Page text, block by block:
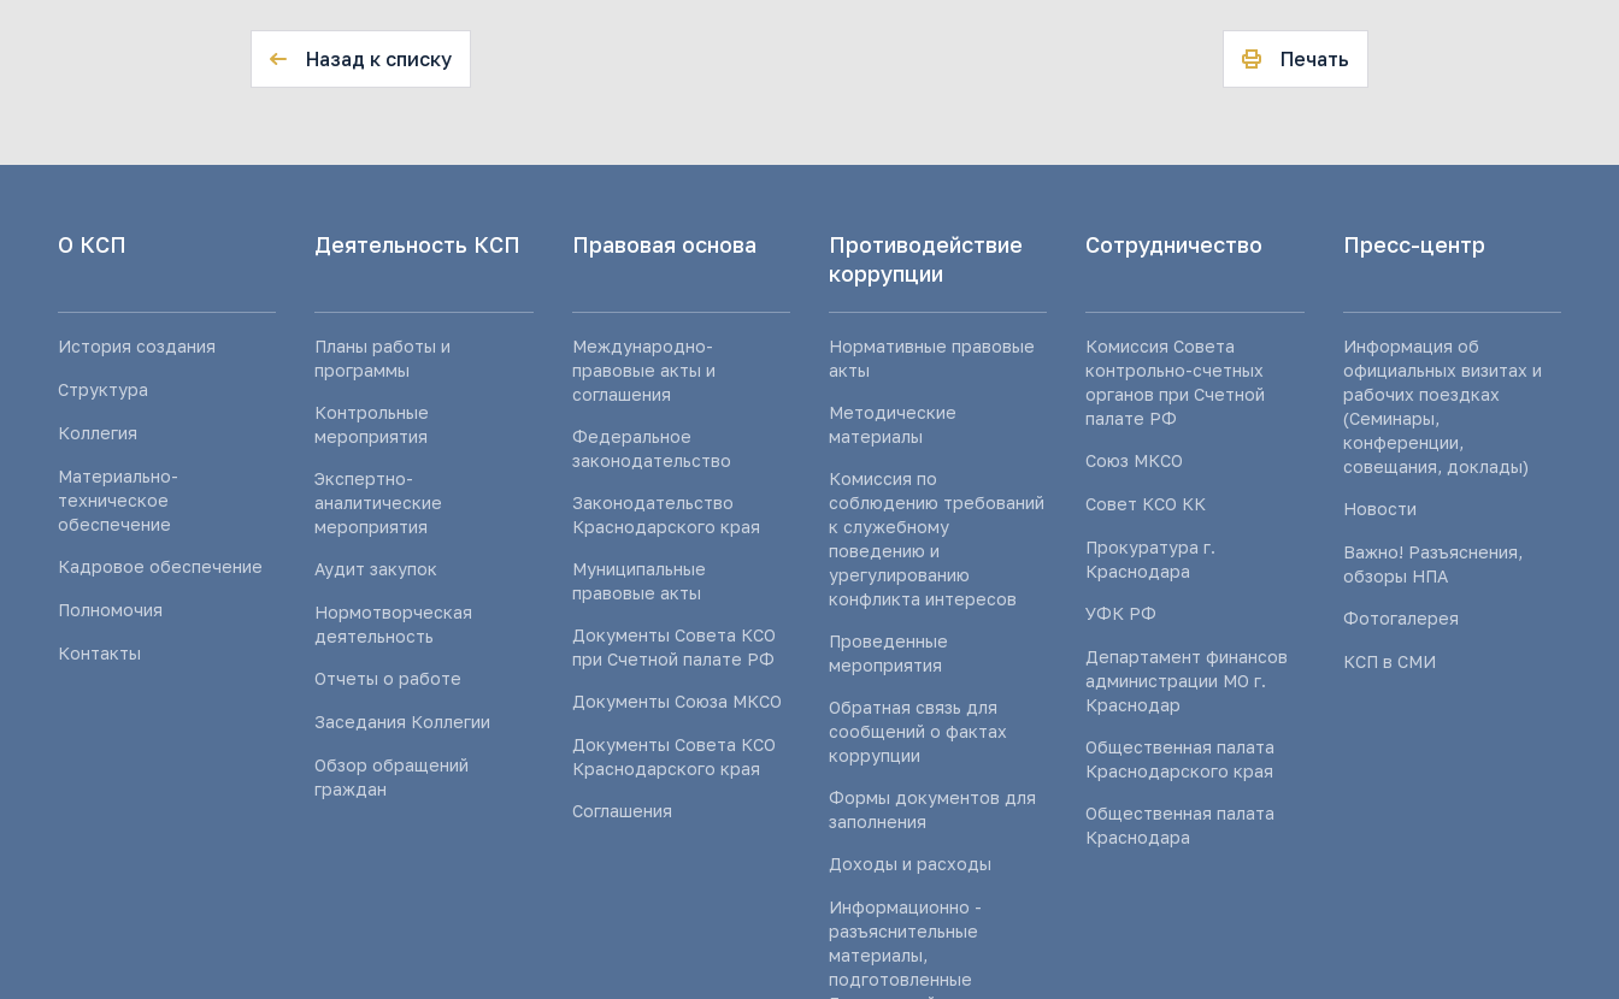
Назад к списку Печать
О КСП
История создания
Структура
Коллегия
Материально-
техническое
обеспечение
Кадровое обеспечение
Полномочия
Контакты
Деятельность КСП
Планы работы и
программы
Контрольные
мероприятия
Экспертно-
аналитические
мероприятия
Аудит закупок
Нормотворческая
деятельность
Отчеты о работе
Заседания Коллегии
Обзор обращений
граждан
Правовая основа
Международно-
правовые акты и
соглашения
Федеральное
законодательство
Законодательство
Краснодарского края
Муниципальные
правовые акты
Документы Совета КСО
при Счетной палате РФ
Документы Союза МКСО
Документы Совета КСО
Краснодарского края
Соглашения
Противодействие
коррупции
Нормативные правовые
акты
Методические
материалы
Комиссия по
соблюдению требований
к служебному
поведению и
урегулированию
конфликта интересов
Проведенные
мероприятия
Обратная связь для
сообщений о фактах
коррупции
Формы документов для
заполнения
Доходы и расходы
Информационно -
разъяснительные
материалы,
подготовленные
Сотрудничество
Комиссия Совета
контрольно-счетных
органов при Счетной
палате РФ
Союз МКСО
Совет КСО КК
Прокуратура г.
Краснодара
УФК РФ
Департамент финансов
администрации МО г.
Краснодар
Общественная палата
Краснодарского края
Общественная палата
Краснодара
Пресс-центр
Информация об
официальных визитах и
рабочих поездках
(Семинары,
конференции,
совещания, доклады)
Новости
Важно! Разъяснения,
обзоры НПА
Фотогалерея
КСП в СМИ